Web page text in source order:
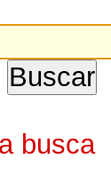
busca